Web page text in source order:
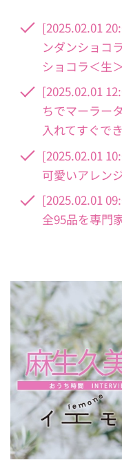
[2025.02.01
ンダンショコ
ショコラ＜生
[2025.02.01
ちでマーラー
入れてすぐで
[2025.02.01
可愛いアレン
[2025.02.01
全95品を専門